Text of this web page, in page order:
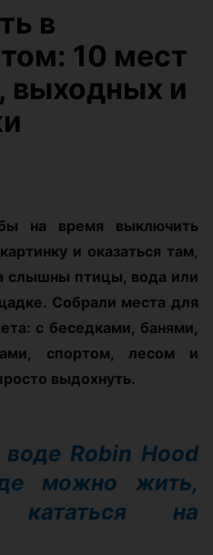
в
10 мест
выходных и
на время выключить
и оказаться там,
слышны птицы, вода или
Собрали места для
с беседками, банями,
спортом, лесом и
выдохнуть.
Robin Hood
можно жить,
на